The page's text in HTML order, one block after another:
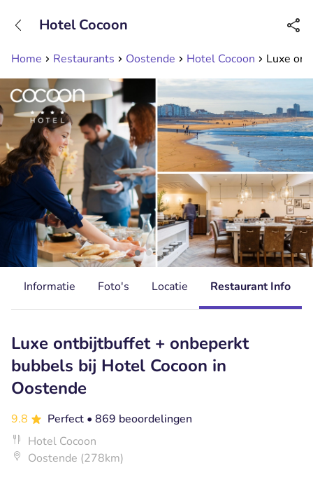
Bereikbaar tot 23:00 uur
Home Restaurants Oostende Hotel Cocoon Luxe
Hotel Cocoon
Informatie Foto's Locatie Restaurant Info
Luxe ontbijtbuffet + onbeperkt
bubbels bij Hotel Cocoon in
Oostende
9.8 Perfect • 869 beoordelingen
Hotel Cocoon
Oostende (278km)